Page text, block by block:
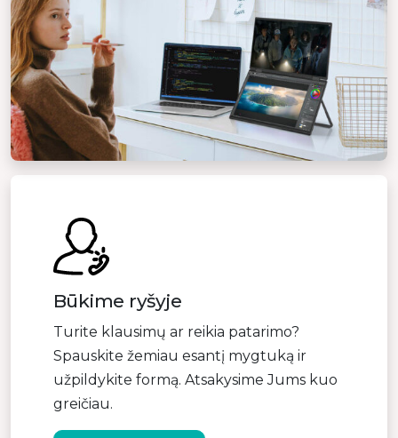
Būkime ryšyje
Turite klausimų ar reikia patarimo?
Spauskite žemiau esantį mygtuką ir
užpildykite formą. Atsakysime Jums kuo
greičiau.